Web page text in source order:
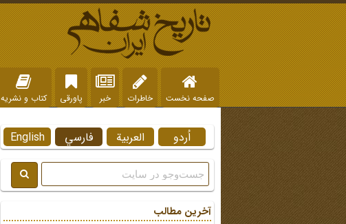
صفحه نخست خاطرات خبر پاورقی کتاب و نشریه
English فارسي العربية اُردو
آخرین مطالب